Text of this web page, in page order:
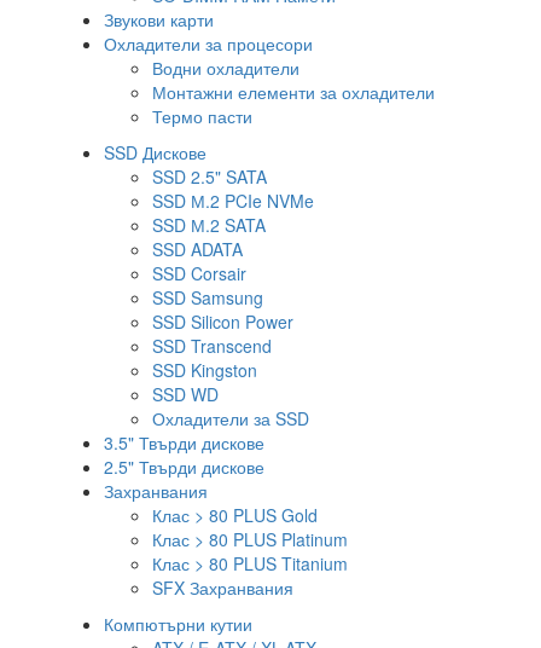
Звукови карти
Охладители за процесори
Водни охладители
Монтажни елементи за охладители
Термо пасти
SSD Дискове
SSD 2.5" SATA
SSD М.2 PCIe NVMe
SSD М.2 SATA
SSD ADATA
SSD Corsair
SSD Samsung
SSD Silicon Power
SSD Transcend
SSD Kingston
SSD WD
Охладители за SSD
3.5" Твърди дискове
2.5" Твърди дискове
Захранвания
Клас > 80 PLUS Gold
Клас > 80 PLUS Platinum
Клас > 80 PLUS Titanium
SFX Захранвания
Компютърни кутии